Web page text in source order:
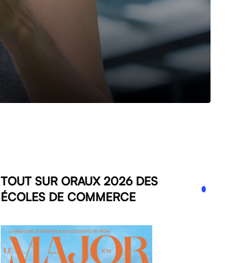
TOUT SUR ORAUX 2026 DES
ÉCOLES DE COMMERCE